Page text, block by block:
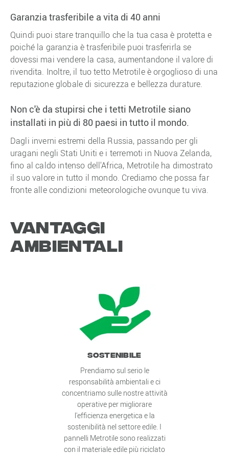
Garanzia trasferibile a vita di 40 anni
Quindi puoi stare tranquillo che la tua casa è protetta e
poiché la garanzia è trasferibile puoi trasferirla se
dovessi mai vendere la casa, aumentandone il valore di
rivendita. Inoltre, il tuo tetto Metrotile è orgoglioso di una
reputazione globale di sicurezza e bellezza durature.
Non c'è da stupirsi che i tetti Metrotile siano
installati in più di 80 paesi in tutto il mondo.
Dagli inverni estremi della Russia, passando per gli
uragani negli Stati Uniti e i terremoti in Nuova Zelanda,
fino al caldo intenso dell'Africa, Metrotile ha dimostrato
il suo valore in tutto il mondo. Crediamo che possa far
fronte alle condizioni meteorologiche ovunque tu viva.
Vantaggi
ambientali
SOSTENIBILE
Prendiamo sul serio le
responsabilità ambientali e ci
concentriamo sulle nostre attività
operative per migliorare
l'efficienza energetica e la
sostenibilità nel settore edile. I
pannelli Metrotile sono realizzati
con il materiale edile più riciclato